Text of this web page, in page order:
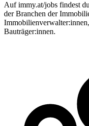
Auf immy.at/jobs findest
der Branchen der
Bauträger:innen.